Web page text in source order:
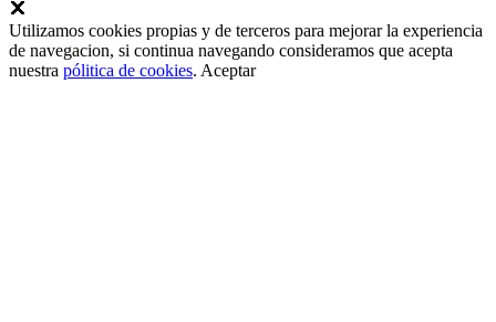
Utilizamos cookies propias y de terceros para mejorar la experiencia
de navegacion, si continua navegando consideramos que acepta
nuestra pólitica de cookies. Aceptar